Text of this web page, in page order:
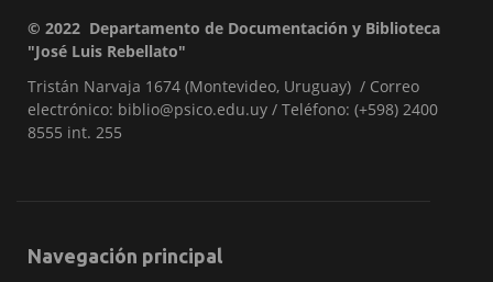
Pie
de
página
© 2022 Departamento de Documentación y Biblioteca
"José Luis Rebellato"
Tristán Narvaja 1674 (Montevideo, Uruguay) / Correo
electrónico: biblio@psico.edu.uy / Teléfono: (+598) 2400
8555 int. 255
Navegación principal